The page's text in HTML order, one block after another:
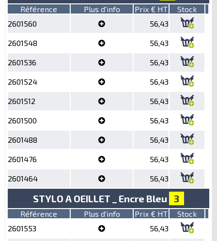
Référence Plus d'info Prix € HT
Stock
2601560
56,43
2601548 56,43
2601536 56,43
2601524 56,43
2601512 56,43
2601500 56,43
2601488 56,43
2601476 56,43
2601464 56,43
STYLO A OEILLET _ Encre Bleu 3
Référence Plus d'info Prix € HT
Stock
2601553
56,43